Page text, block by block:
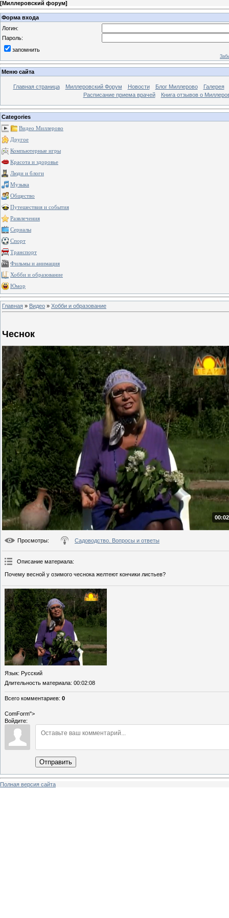
[Миллеровский форум]
Форма входа
Логин:
Пароль:
запомнить
Меню сайта
Главная страница Миллеровский Форум Новости Блог Миллерово
Галерея
Расписание приема врачей
Книга отзывов о
Categories
Видео Миллерово
Другое
Компьютерные игры
Красота и здоровье
Люди и блоги
Музыка
Общество
Путешествия и события
Развлечения
Сериалы
Спорт
Транспорт
Фильмы и анимация
Хобби и образование
Юмор
Главная » Видео » Хобби и образование
Чеснок
Просмотры: Садоводство. Вопросы и ответы
Описание материала:
Почему весной у озимого чеснока желтеют кончики листьев?
Язык: Русский
Длительность материала: 00:02:08
Всего комментариев: 0
ComForm">
Войдите:
Отправить
Полная версия сайта